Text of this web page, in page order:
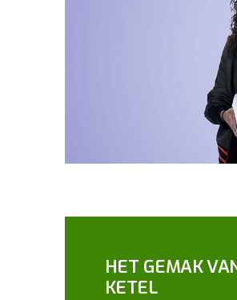
HET GEMAK
KETEL